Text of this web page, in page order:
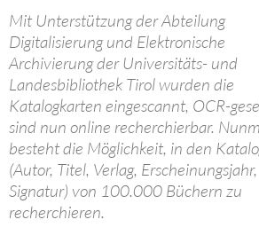
Mit Unterstützung der Abteilung
Digitalisierung und Elektronische
Archivierung der Universitäts- und
Landesbibliothek Tirol wurden die
Katalogkarten eingescannt, OCR-
sind nun online recherchierbar.
besteht die Möglichkeit, in den
(Autor, Titel, Verlag, Erscheinungsjahr,
Signatur) von 100.000 Büchern zu
recherchieren.